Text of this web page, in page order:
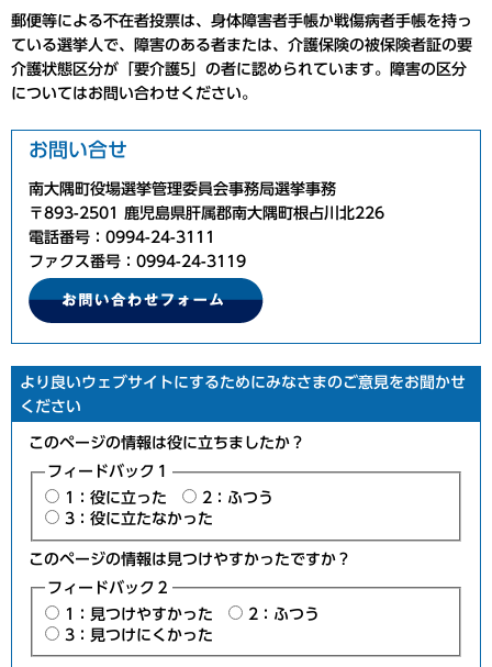
郵便等による不在者投票は、身体障害者手帳か戦傷病者手帳を持っ
ている選挙人で、障害のある者または、介護保険の被保険者証の要
介護状態区分が「要介護5」の者に認められています。障害の区分
についてはお問い合わせください。
お問い合せ
南大隅町役場選挙管理委員会事務局選挙事務
〒893-2501 鹿児島県肝属郡南大隅町根占川北226
電話番号：0994-24-3111
ファクス番号：0994-24-3119
より良いウェブサイトにするためにみなさまのご意見をお聞かせ
ください
このページの情報は役に立ちましたか？
フィードバック１
1：役に立った
2：ふつう
3：役に立たなかった
このページの情報は見つけやすかったですか？
フィードバック２
1：見つけやすかった
2：ふつう
3：見つけにくかった